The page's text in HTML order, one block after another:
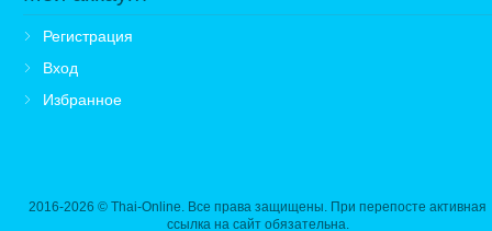
Регистрация
Вход
Избранное
2016-2026© Thai-Online. Все права защищены. При перепосте активная
ссылка на сайт обязательна.